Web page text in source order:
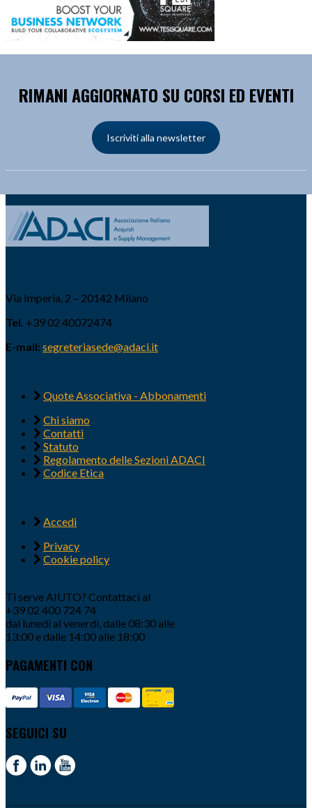
RIMANI AGGIORNATO SU CORSI ED EVENTI
Iscriviti alla newsletter
Via Imperia, 2 – 20142 Milano
Tel. +39 02 40072474
E-mail: segreteriasede@adaci.it
Quote Associativa - Abbonamenti
Chi siamo
Contatti
Statuto
Regolamento delle Sezioni ADACI
Codice Etica
Accedi
Privacy
Cookie policy
Ti serve AIUTO? Contattaci al
+39 02 400 724 74
dal lunedì al venerdì, dalle 08:30 alle
13:00 e dalle 14:00 alle 18:00
PAGAMENTI CON
SEGUICI SU